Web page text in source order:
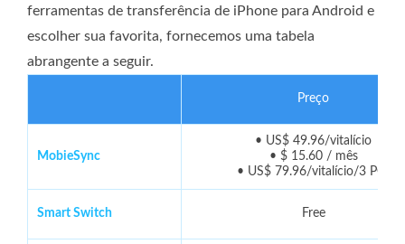
ferramentas de transferência de iPhone para Android e
escolher sua favorita, fornecemos uma tabela
abrangente a seguir.
Preço
MobieSync
• US$ 49.96/vitalício
• $ 15.60 / mês
• US$ 79.96/vitalício/3 PCs
Smart Switch Free